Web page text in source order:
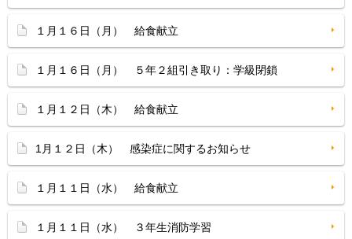
１月１６日（月） 給食献立
１月１６日（月） ５年２組引き取り：学級閉鎖
１月１２日（木） 給食献立
1月１２日（木） 感染症に関するお知らせ
１月１１日（水） 給食献立
１月１１日（水） ３年生消防学習